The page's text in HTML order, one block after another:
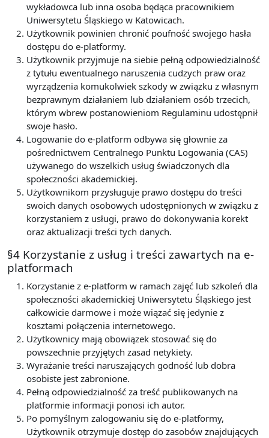
wykładowca lub inna osoba będąca pracownikiem
Uniwersytetu Śląskiego w Katowicach.
Użytkownik powinien chronić poufność swojego hasła
dostępu do e-platformy.
Użytkownik przyjmuje na siebie pełną odpowiedzialność
z tytułu ewentualnego naruszenia cudzych praw oraz
wyrządzenia komukolwiek szkody w związku z własnym
bezprawnym działaniem lub działaniem osób trzecich,
którym wbrew postanowieniom Regulaminu udostępnił
swoje hasło.
Logowanie do e-platform odbywa się głownie za
pośrednictwem Centralnego Punktu Logowania (CAS)
używanego do wszelkich usług świadczonych dla
społeczności akademickiej.
Użytkownikom przysługuje prawo dostępu do treści
swoich danych osobowych udostępnionych w związku z
korzystaniem z usługi, prawo do dokonywania korekt
oraz aktualizacji treści tych danych.
§4 Korzystanie z usług i treści zawartych na e-
platformach
Korzystanie z e-platform w ramach zajęć lub szkoleń dla
społeczności akademickiej Uniwersytetu Śląskiego jest
całkowicie darmowe i może wiązać się jedynie z
kosztami połączenia internetowego.
Użytkownicy mają obowiązek stosować się do
powszechnie przyjętych zasad netykiety.
Wyrażanie treści naruszających godność lub dobra
osobiste jest zabronione.
Pełną odpowiedzialność za treść publikowanych na
platformie informacji ponosi ich autor.
Po pomyślnym zalogowaniu się do e-platformy,
Użytkownik otrzymuje dostęp do zasobów znajdujących